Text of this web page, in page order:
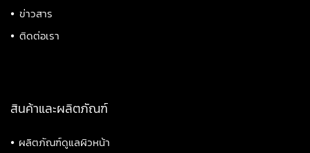
• ข่าวสาร
• ติดต่อเรา
สินค้าและผลิตภัณฑ์
• ผลิตภัณฑ์ดูแลผิวหน้า